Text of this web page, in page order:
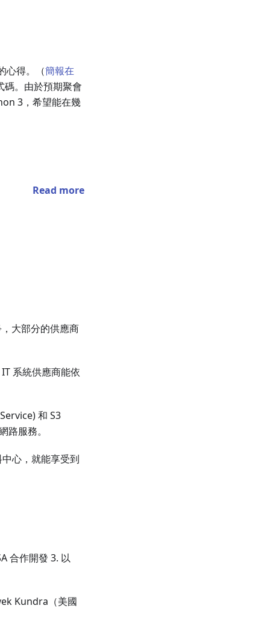
心得。（簡報在
碼。由於預期聚會
3，希望能在幾
Read more
大部分的供應商
系統供應商能依
和 S3
服務。
心，就能享受到
合作開發 3. 以
Kundra（美國